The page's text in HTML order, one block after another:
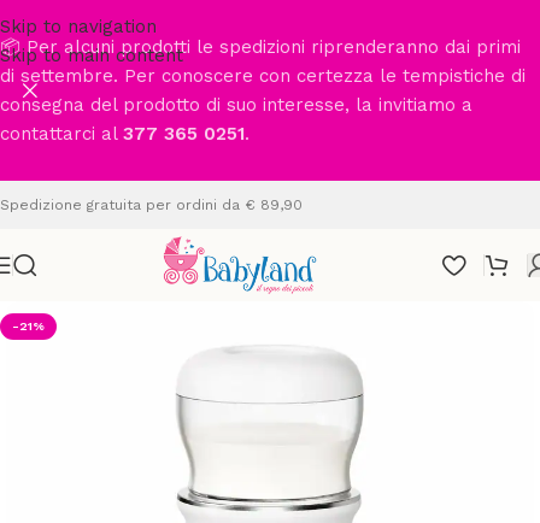
Skip to navigation
Skip to main content
📦 Per alcuni prodotti le spedizioni riprenderanno dai primi
di settembre. Per conoscere con certezza le tempistiche di
consegna del prodotto di suo interesse, la invitiamo a
contattarci al 377 365 0251.
Spedizione gratuita per ordini da € 89,90
-21%